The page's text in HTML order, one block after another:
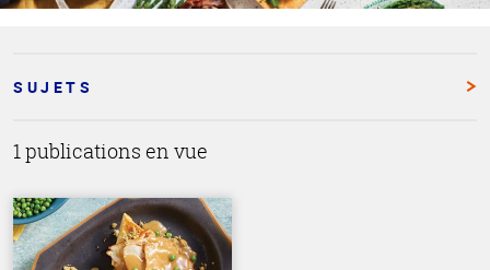
SUJETS
1 publications en vue